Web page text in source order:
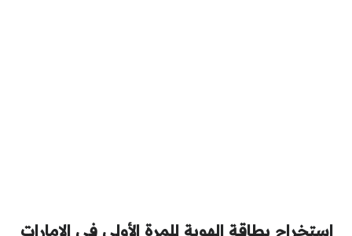
استخراج بطاقة الهوية للمرة الأولى في الإمارات